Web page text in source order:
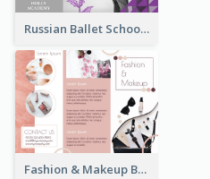
Russian Ballet School Brochure
Fashion & Makeup Brochure